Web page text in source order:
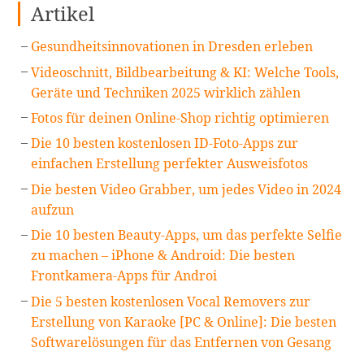
Artikel
Gesundheitsinnovationen in Dresden erleben
Videoschnitt, Bildbearbeitung & KI: Welche Tools,
Geräte und Techniken 2025 wirklich zählen
Fotos für deinen Online-Shop richtig optimieren
Die 10 besten kostenlosen ID-Foto-Apps zur
einfachen Erstellung perfekter Ausweisfotos
Die besten Video Grabber, um jedes Video in 2024
aufzun
Die 10 besten Beauty-Apps, um das perfekte Selfie
zu machen – iPhone & Android: Die besten
Frontkamera-Apps für Androi
Die 5 besten kostenlosen Vocal Removers zur
Erstellung von Karaoke [PC & Online]: Die besten
Softwarelösungen für das Entfernen von Gesang